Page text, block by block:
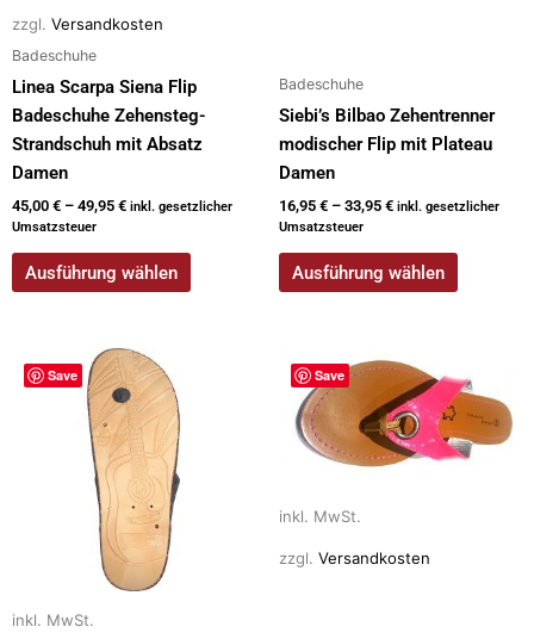
zzgl. Versandkosten
Badeschuhe
Linea Scarpa Siena Flip
Badeschuhe Zehensteg-
Strandschuh mit Absatz
Damen
45,00 € – 49,95 € inkl. gesetzlicher
Umsatzsteuer
Ausführung wählen
können
Produktseite
Badeschuhe
Siebi’s Bilbao Zehentrenner
modischer Flip mit Plateau
Damen
16,95 € – 33,95 € inkl. gesetzlicher
Umsatzsteuer
Ausführung wählen
Save
inkl. MwSt.
Dieses
Produkt
auf
Save
inkl. MwSt.
zzgl. Versandkosten
Dieses
Produkt
weist
mehrere
Optionen